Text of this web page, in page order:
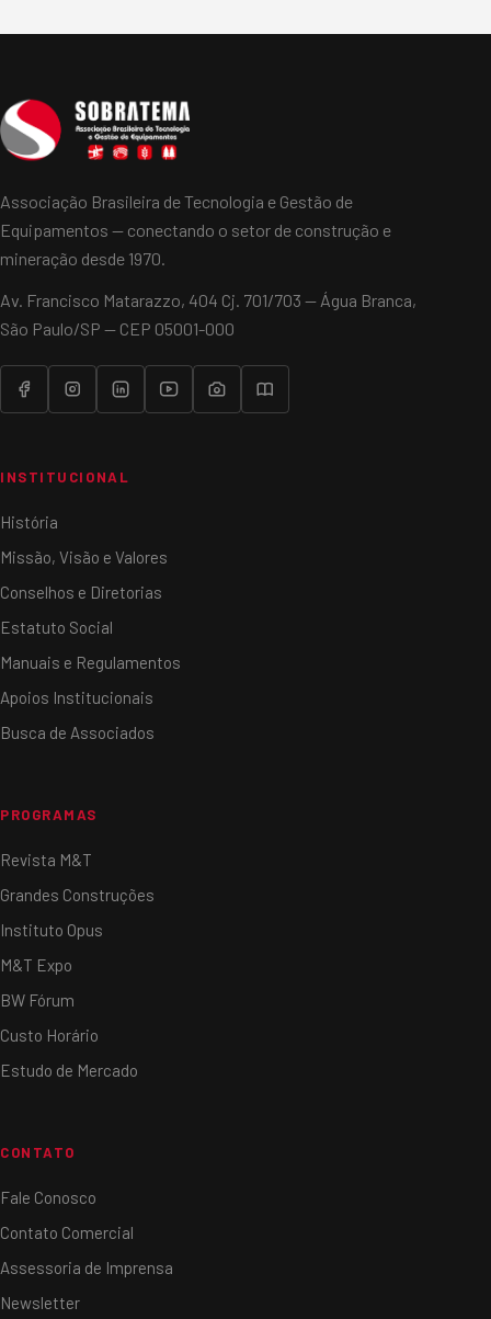
Associação Brasileira de Tecnologia e Gestão de
Equipamentos — conectando o setor de construção e
mineração desde 1970.
Av. Francisco Matarazzo, 404 Cj. 701/703 — Água Branca,
São Paulo/SP — CEP 05001-000
INSTITUCIONAL
História
Missão, Visão e Valores
Conselhos e Diretorias
Estatuto Social
Manuais e Regulamentos
Apoios Institucionais
Busca de Associados
PROGRAMAS
Revista M&T
Grandes Construções
Instituto Opus
M&T Expo
BW Fórum
Custo Horário
Estudo de Mercado
CONTATO
Fale Conosco
Contato Comercial
Assessoria de Imprensa
Newsletter